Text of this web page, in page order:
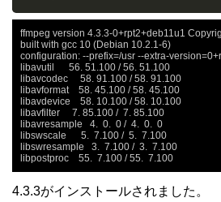
ffmpeg version 4.3.3-0+rpt2+deb11u1
built with gcc 10 (Debian 10.2.1-6)
configuration: --prefix=/usr --extra-
libavutil      56. 51.100 / 56. 51.100
libavcodec     58. 91.100 / 58. 91.100
libavformat    58. 45.100 / 58. 45.100
libavdevice    58. 10.100 / 58. 10.100
libavfilter     7. 85.100 /  7. 85.100
libavresample   4.  0.  0 /  4.  0.  0
libswscale      5.  7.100 /  5.  7.100
libswresample   3.  7.100 /  3.  7.100
libpostproc    55.  7.100 / 55.  7.100
4.3.3がインストールされました。